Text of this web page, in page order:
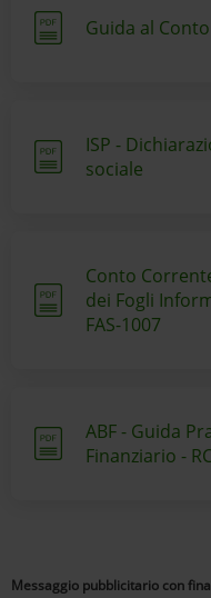
Guida al
ISP -
sociale
Conto
dei Fogli
FAS-1007
ABF - Guida
Finanziario -
Messaggio pubblicitario con